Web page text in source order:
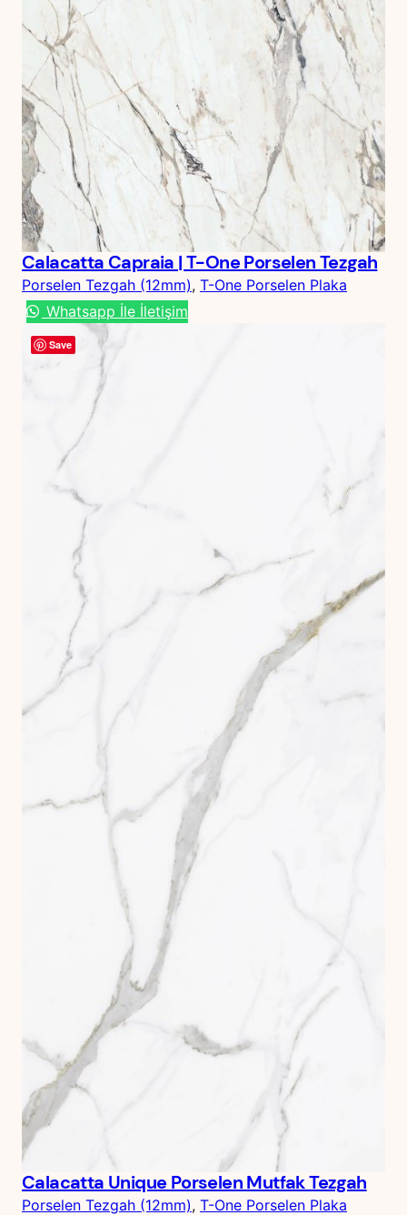
Calacatta Capraia | T-One Porselen Tezgah
Porselen Tezgah (12mm), T-One Porselen Plaka
Whatsapp İle İletişim
Save
Calacatta Unique Porselen Mutfak Tezgah
Porselen Tezgah (12mm), T-One Porselen Plaka